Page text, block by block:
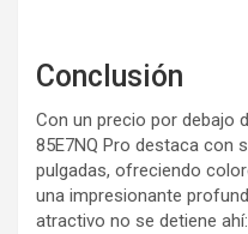
Conclusión
Con un precio por debajo
85E7NQ Pro destaca con
pulgadas, ofreciendo
una impresionante
atractivo no se detiene